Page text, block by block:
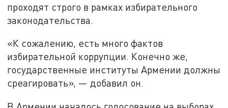
проходят строго в рамках избирательного
законодательства.
«К сожалению, есть много фактов
избирательной коррупции. Конечно же,
государственные институты Армении должны
среагировать», — добавил он.